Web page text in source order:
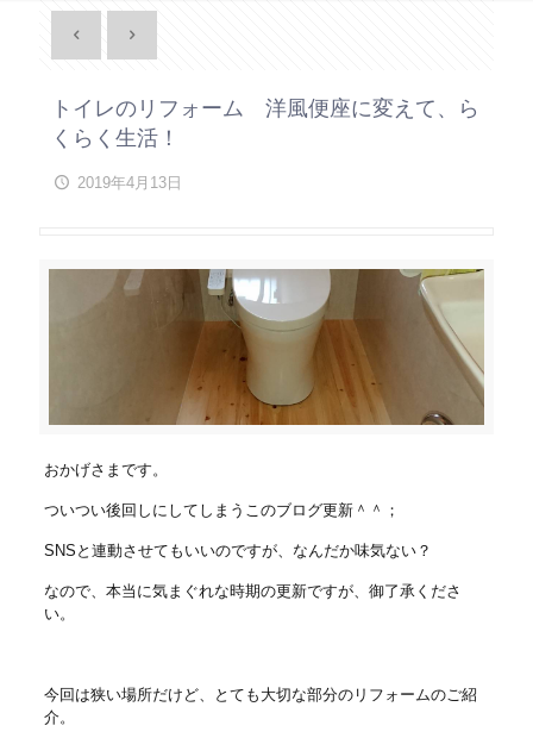
トイレのリフォーム 洋風便座に変えて、ら
くらく生活！
2019年4月13日
おかげさまです。
ついつい後回しにしてしまうこのブログ更新＾＾；
SNSと連動させてもいいのですが、なんだか味気ない？
なので、本当に気まぐれな時期の更新ですが、御了承くださ
い。
今回は狭い場所だけど、とても大切な部分のリフォームのご紹
介。